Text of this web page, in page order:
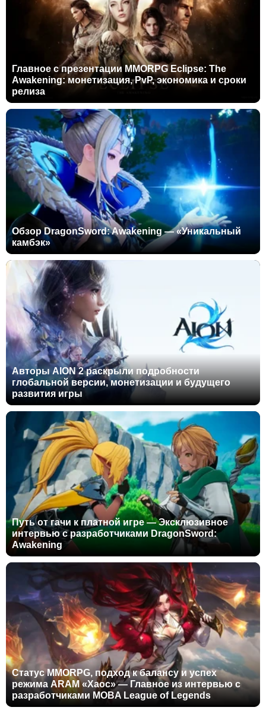
Главное с презентации MMORPG Eclipse: The
Awakening: монетизация, PvP, экономика и сроки
релиза
Обзор DragonSword: Awakening — «Уникальный
камбэк»
Авторы AION 2 раскрыли подробности
глобальной версии, монетизации и будущего
развития игры
Путь от гачи к платной игре — Эксклюзивное
интервью с разработчиками DragonSword:
Awakening
Статус MMORPG, подход к балансу и успех
режима ARAM «Хаос» — Главное из интервью с
разработчиками MOBA League of Legends